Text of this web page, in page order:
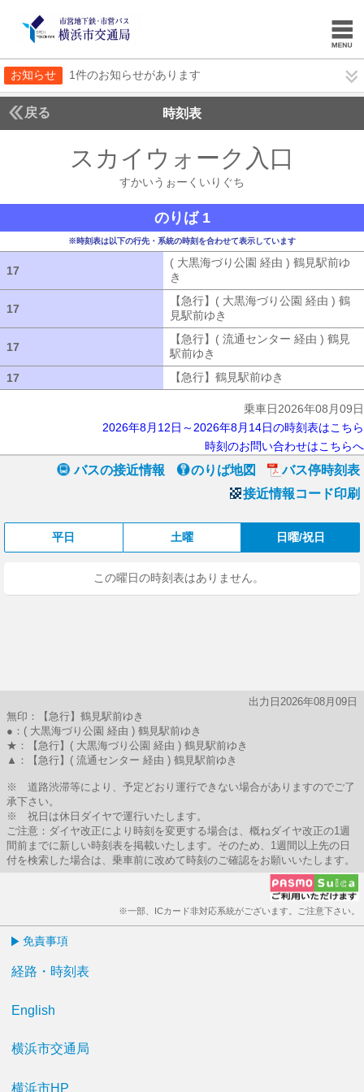
お知らせ 1件のお知らせがあります
戻る 時刻表
スカイウォーク入口
すかいうぉーくいりぐち
のりば 1
※時刻表は以下の行先・系統の時刻を合わせて表示しています
17
( 大黒海づり公園 経由 ) 鶴見駅前ゆ
き
17
【急行】( 大黒海づり公園 経由 ) 鶴
見駅前ゆき
17
【急行】( 流通センター 経由 ) 鶴見
駅前ゆき
17
【急行】鶴見駅前ゆき
乗車日2026年08月09日
2026年8月12日～2026年8月14日の時刻表はこちら
時刻のお問い合わせはこちらへ
バスの接近情報 のりば地図
バス停時刻表
接近情報コード印刷
平日 土曜 日曜/祝日
この曜日の時刻表はありません。
出力日2026年08月09日
無印：【急行】鶴見駅前ゆき
●：( 大黒海づり公園 経由 ) 鶴見駅前ゆき
★：【急行】( 大黒海づり公園 経由 ) 鶴見駅前ゆき
▲：【急行】( 流通センター 経由 ) 鶴見駅前ゆき
※ 道路渋滞等により、予定どおり運行できない場合がありますのでご了
承下さい。
※ 祝日は休日ダイヤで運行いたします。
ご注意：ダイヤ改正により時刻を変更する場合は、概ねダイヤ改正の1週
間前までに新しい時刻表を掲載いたします。そのため、1週間以上先の日
付を検索した場合は、乗車前に改めて時刻のご確認をお願いいたします。
※一部、ICカード非対応系統がございます。ご注意下さい。
免責事項
経路・時刻表
English
横浜市交通局
横浜市HP